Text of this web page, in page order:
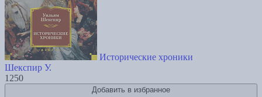
Исторические хроники
Шекспир У.
1250
Добавить в избранное